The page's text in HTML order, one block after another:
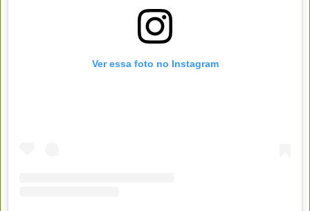
Ver essa foto no Instagram